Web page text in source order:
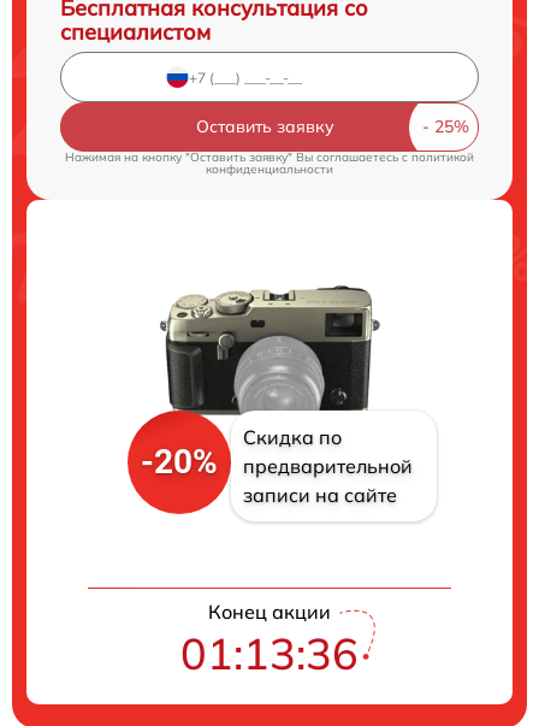
Бесплатная консультация со
специалистом
Оставить заявку
Нажимая на кнопку "Оставить заявку" Вы соглашаетесь c политикой
конфиденциальности
-20%
Скидка по
предварительной
записи на сайте
Конец акции
01:13:35